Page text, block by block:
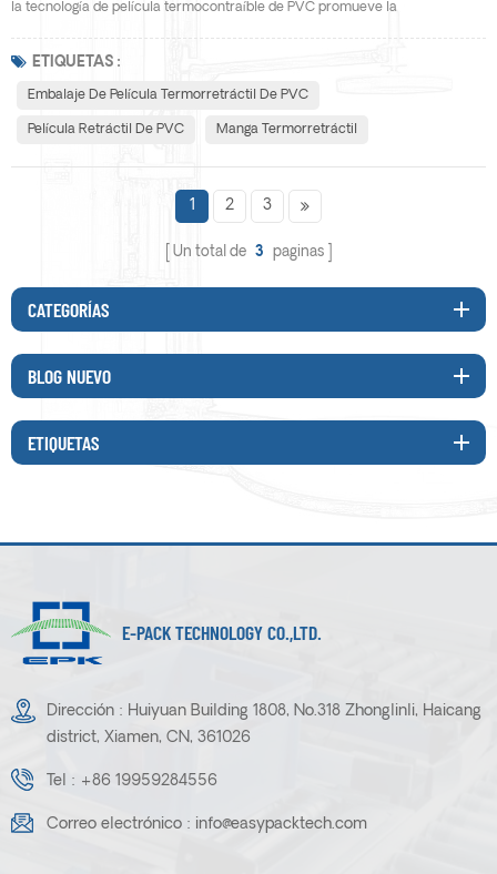
la tecnología de película termocontraíble de PVC promueve la
termocontraíble de PVC cubra el campo de embalaje de productos
electrónicos,, productos médicos y otras industrias, y promueva el
ETIQUETAS :
Embalaje De Película Termorretráctil De PVC
Película Retráctil De PVC Manga Termorretráctil
1 2 3
Un total de 3 paginas
CATEGORÍAS
BLOG NUEVO
ETIQUETAS
E-PACK TECHNOLOGY CO.,LTD.
Dirección : Huiyuan Building 1808, No.318 Zhonglinli, Haicang
district, Xiamen, CN, 361026
Tel : +86 19959284556
Correo electrónico : info@easypacktech.com